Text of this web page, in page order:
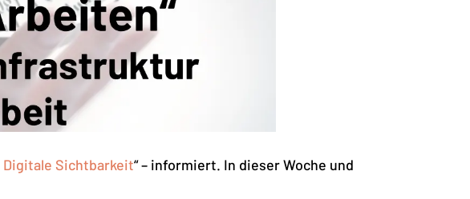
Digitale Sichtbarkeit“ – informiert. In dieser Woche und